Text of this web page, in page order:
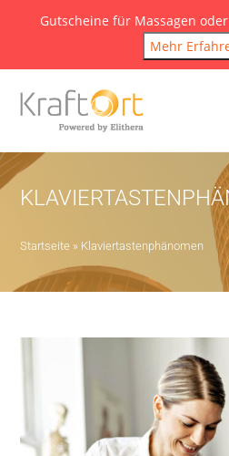
Gutscheine für Massagen
Mehr
Startseite » Klaviertastenphänomen